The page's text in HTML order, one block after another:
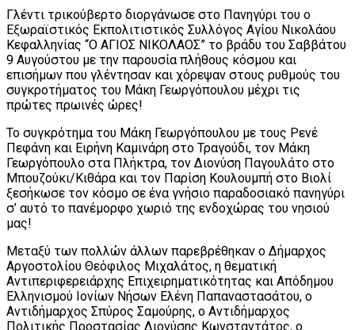
Γλέντι τρικούβερτο διοργάνωσε στο Πανηγύρι του ο
Εξωραϊστικός Εκπολιτιστικός Συλλόγος Αγίου Νικολάου
Κεφαλληνίας “Ο ΑΓΙΟΣ ΝΙΚΟΛΑΟΣ” το βράδυ του Σαββάτου
9 Αυγούστου με την παρουσία πλήθους κόσμου και
επισήμων που γλέντησαν και χόρεψαν στους ρυθμούς του
συγκροτήματος του Μάκη Γεωργόπουλου μέχρι τις
πρώτες πρωινές ώρες!
Το συγκρότημα του Μάκη Γεωργόπουλου με τους Ρενέ
Πεφάνη και Ειρήνη Καμινάρη στο Τραγούδι, τον Μάκη
Γεωργόπουλο στα Πλήκτρα, τον Διονύση Παγουλάτο στο
Μπουζούκι/Κιθάρα και τον Παρίση Κουλουμπή στο Βιολί
ξεσήκωσε τον κόσμο σε ένα γνήσιο παραδοσιακό πανηγύρι
σ’ αυτό το πανέμορφο χωριό της ενδοχώρας του νησιού
μας!
Μεταξύ των πολλών άλλων παρεβρέθηκαν ο Δήμαρχος
Αργοστολίου Θεόφιλος Μιχαλάτος, η θεματική
Αντιπεριφερειάρχης Επιχειρηματικότητας και Απόδημου
Ελληνισμού Ιονίων Νήσων Ελένη Παπαναστασάτου, ο
Αντιδήμαρχος Σπύρος Σαμούρης, ο Αντιδήμαρχος
Πολιτικής Προστασίας Διονύσης Κωνσταντάτος, ο